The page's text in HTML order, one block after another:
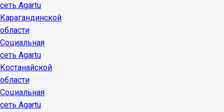
сеть Agartu
Карагандинской
области
Социальная
сеть Agartu
Костанайской
области
Социальная
сеть Agartu